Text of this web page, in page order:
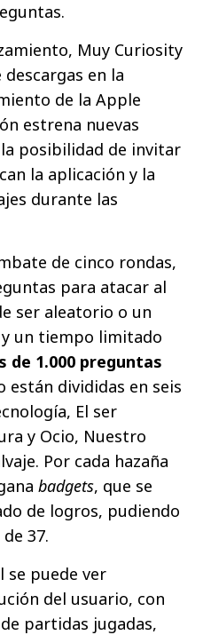
Muy Curiosity
en la
de la Apple
estrena nuevas
posibilidad de invitar
la aplicación y la
durante las
de cinco rondas,
para atacar al
ser aleatorio o un
un tiempo limitado
de 1.000 preguntas
están divididas en seis
El ser
y Ocio, Nuestro
Por cada hazaña
badgets, que se
de logros, pudiendo
37.
se puede ver
del usuario, con
partidas jugadas,